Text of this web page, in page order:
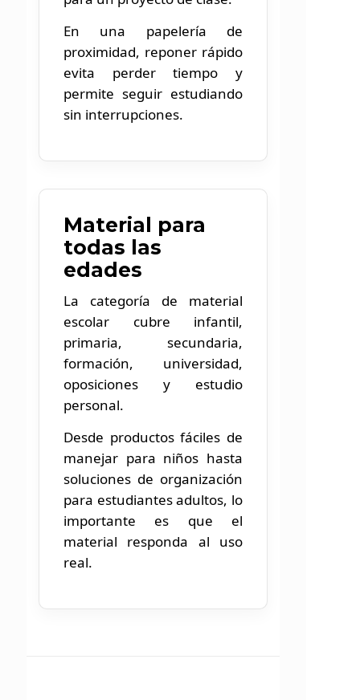
En una papelería de
proximidad, reponer rápido
evita perder tiempo y
permite seguir estudiando
sin interrupciones.
Material para
todas las
edades
La categoría de material
escolar cubre infantil,
primaria, secundaria,
formación, universidad,
oposiciones y estudio
personal.
Desde productos fáciles de
manejar para niños hasta
soluciones de organización
para estudiantes adultos, lo
importante es que el
material responda al uso
real.